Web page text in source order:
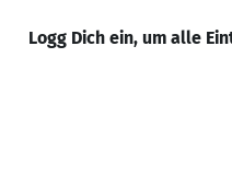
Logg Dich ein, um alle